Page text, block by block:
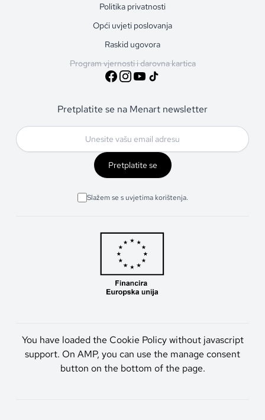
Politika privatnosti
Opći uvjeti poslovanja
Raskid ugovora
Program vjernosti i darovna kartica
Pretplatite se na Menart newsletter
Pretplatite se
Slažem se s uvjetima korištenja.
You have loaded the Cookie Policy without javascript
support. On AMP, you can use the manage consent
button on the bottom of the page.